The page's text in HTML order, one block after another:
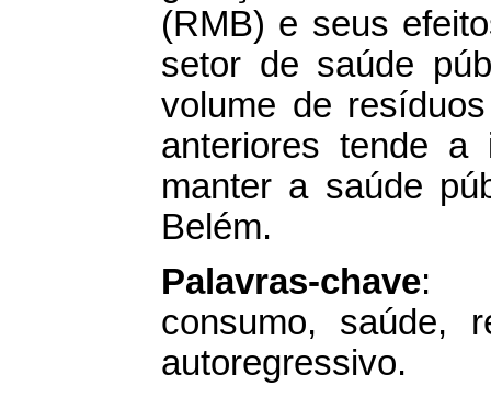
(RMB) e seus
setor de saúde
volume de
anteriores tende a
manter a saúde
Belém.
Palavras-chave:
consumo, saúde,
autoregressivo.